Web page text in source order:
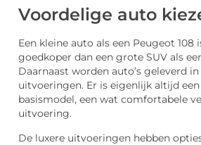
Voordelige auto
Een kleine auto als een Peugeot 108
goedkoper dan een grote SUV als
Daarnaast worden auto’s geleverd
uitvoeringen. Er is eigenlijk altijd
basismodel, een wat comfortabele
uitvoering.
De luxere uitvoeringen hebben